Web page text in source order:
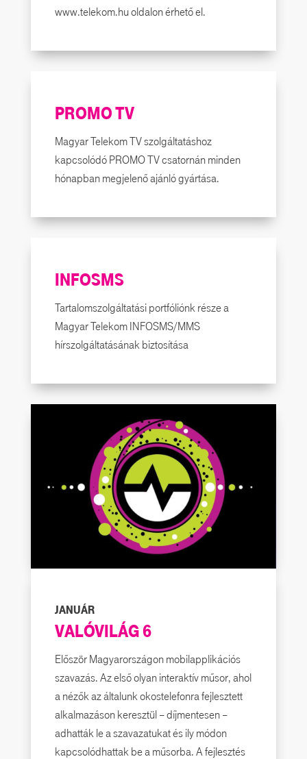
www.telekom.hu oldalon érhető el.
PROMO TV
Magyar Telekom TV szolgáltatáshoz
kapcsolódó PROMO TV csatornán minden
hónapban megjelenő ajánló gyártása.
INFOSMS
Tartalomszolgáltatási portfóliónk része a
Magyar Telekom INFOSMS/MMS
hírszolgáltatásának biztosítása
JANUÁR
VALÓVILÁG 6
Először Magyarországon mobilapplikációs
szavazás. Az első olyan interaktív műsor, ahol
a nézők az általunk okostelefonra fejlesztett
alkalmazáson keresztül – díjmentesen –
adhatták le a szavazatukat és ily módon
kapcsolódhattak be a műsorba. A fejlesztés